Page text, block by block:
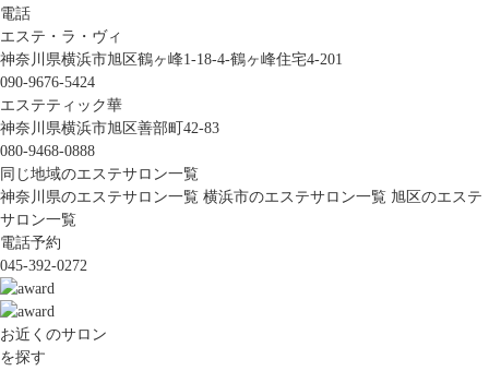
電話
エステ・ラ・ヴィ
神奈川県横浜市旭区鶴ヶ峰1‐18‐4‐鶴ヶ峰住宅4‐201
090-9676-5424
エステティック華
神奈川県横浜市旭区善部町42-83
080-9468-0888
同じ地域のエステサロン一覧
神奈川県のエステサロン一覧 横浜市のエステサロン一覧 旭区のエステ
サロン一覧
電話予約
045-392-0272
お近くのサロン
を探す